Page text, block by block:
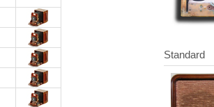
Standard